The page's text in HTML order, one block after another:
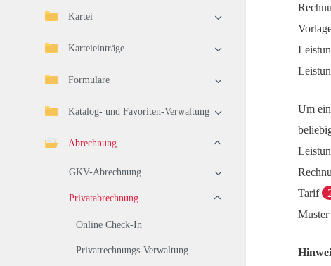
Kartei
Karteieinträge
Formulare
Katalog- und Favoriten-Verwaltung
Abrechnung
GKV-Abrechnung
Privatabrechnung
Online Check-In
Privatrechnungs-Verwaltung
Um
Tarif
Muster